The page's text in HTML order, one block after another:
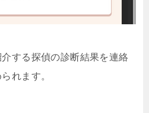
する探偵の診断結果を連絡
れます。